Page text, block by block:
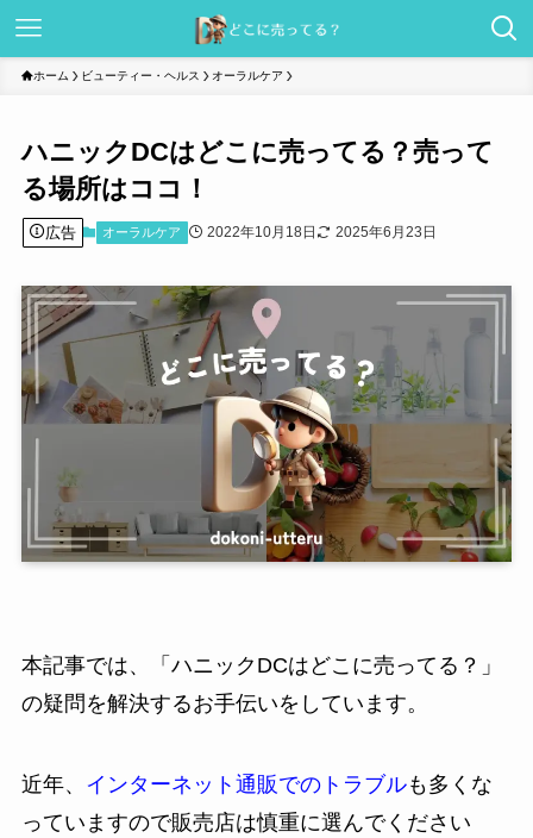
ホーム ビューティー・ヘルス オーラルケア
ハニックDCはどこに売ってる？売って
る場所はココ！
広告 オーラルケア 2022年10月18日 2025年6月23日
本記事では、「ハニックDCはどこに売ってる？」
の疑問を解決するお手伝いをしています。
近年、 インターネット通販でのトラブルも多くな
っていますので販売店は慎重に選んでください